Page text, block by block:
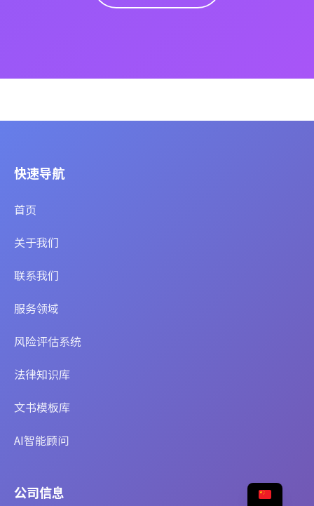
快速导航
首页
关于我们
联系我们
服务领域
风险评估系统
法律知识库
文书模板库
AI智能顾问
公司信息